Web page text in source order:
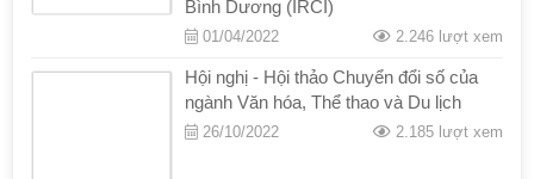
Bình Dương (IRCI)
01/04/2022 2.246 lượt xem
Hội nghị - Hội thảo Chuyển đổi số của
ngành Văn hóa, Thể thao và Du lịch
26/10/2022 2.185 lượt xem